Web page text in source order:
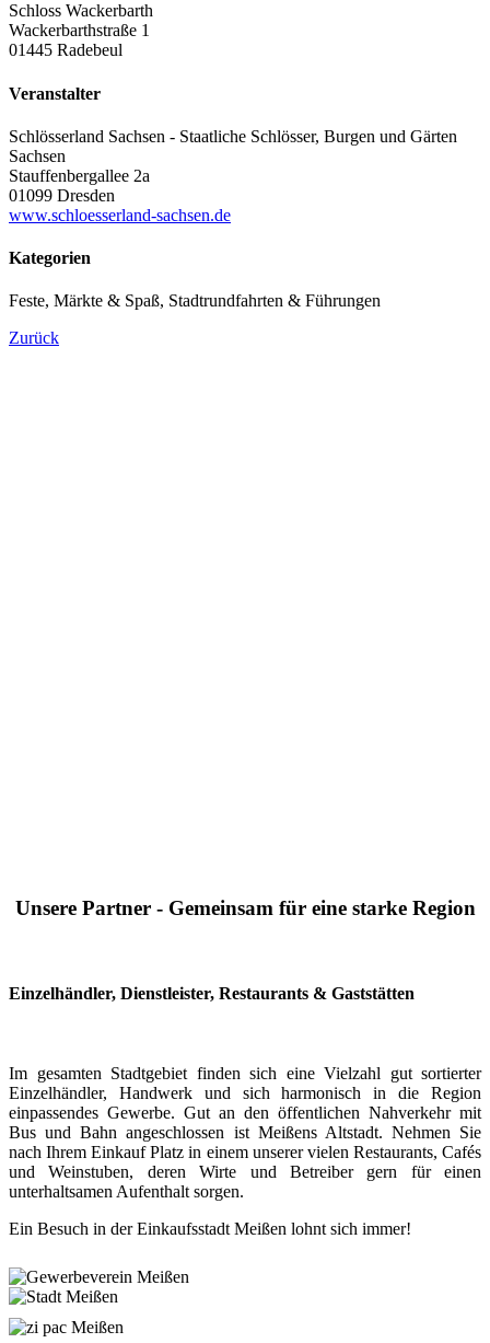
Schloss Wackerbarth
Wackerbarthstraße 1
01445 Radebeul
Veranstalter
Schlösserland Sachsen - Staatliche Schlösser, Burgen und Gärten
Sachsen
Stauffenbergallee 2a
01099 Dresden
www.schloesserland-sachsen.de
Kategorien
Feste, Märkte & Spaß, Stadtrundfahrten & Führungen
Zurück
Unsere Partner - Gemeinsam für eine starke Region
Einzelhändler, Dienstleister, Restaurants & Gaststätten
Im gesamten Stadtgebiet finden sich eine Vielzahl gut sortierter
Einzelhändler, Handwerk und sich harmonisch in die Region
einpassendes Gewerbe. Gut an den öffentlichen Nahverkehr mit
Bus und Bahn angeschlossen ist Meißens Altstadt. Nehmen Sie
nach Ihrem Einkauf Platz in einem unserer vielen Restaurants, Cafés
und Weinstuben, deren Wirte und Betreiber gern für einen
unterhaltsamen Aufenthalt sorgen.
Ein Besuch in der Einkaufsstadt Meißen lohnt sich immer!